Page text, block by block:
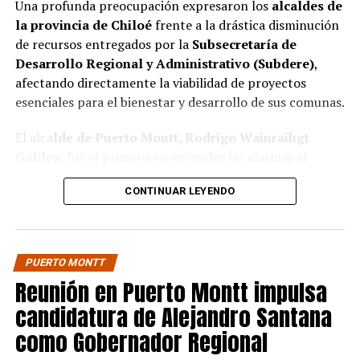
Una profunda preocupación expresaron los alcaldes de
la provincia de Chiloéfrente a la drástica disminución
de recursos entregados por la Subsecretaría de
Desarrollo Regional y Administrativo (Subdere),
afectando directamente la viabilidad de proyectos
esenciales para el bienestar y desarrollo de sus comunas.
El alca lde de Puerto Montt, Rodrigo Wainraihgt
denunciar públicamente que la Subdere no cuenta con
fondos para financiar iniciativas del Programa de
Mejoramiento de Barrios (PMB), a pesar de que muchas
ya estaban declaradas elegibles.
historia, la Subdere no tiene recursos para estos
programas fundamentales”, afirmó el edil de la capital
regional de Los Lagos.
Sus pares de Chiloé respaldaron sus declaraciones,
CONTINUAR LEYENDO
PUERTO MONTT
Reunión en Puerto Montt impulsa
candidatura de Alejandro Santana
como Gobernador Regional